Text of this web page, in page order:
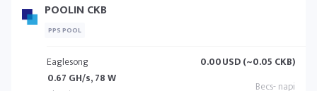
POOLIN CKB
PPS POOL
Eaglesong
0.67 GH/s, 78 W
0.00USD (~0.05 CKB)